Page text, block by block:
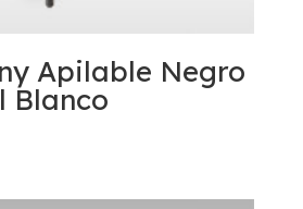
Apilable Negro
Blanco